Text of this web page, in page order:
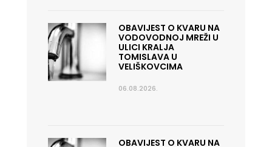
OBAVIJEST O KVARU NA
VODOVODNOJ MREŽI U
ULICI KRALJA
TOMISLAVA U
VELIŠKOVCIMA
06.08.2026.
OBAVIJEST O KVARU NA